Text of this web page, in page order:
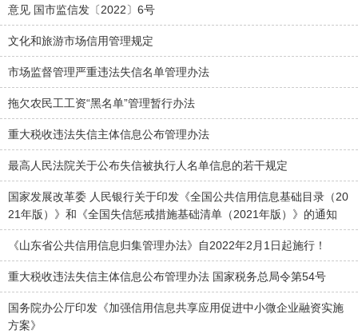
意见 国市监信发〔2022〕6号
文化和旅游市场信用管理规定
市场监督管理严重违法失信名单管理办法
拖欠农民工工资“黑名单”管理暂行办法
重大税收违法失信主体信息公布管理办法
最高人民法院关于公布失信被执行人名单信息的若干规定
国家发展改革委 人民银行关于印发《全国公共信用信息基础目录（20
21年版）》和《全国失信惩戒措施基础清单（2021年版）》的通知
《山东省公共信用信息归集管理办法》自2022年2月1日起施行！
重大税收违法失信主体信息公布管理办法 国家税务总局令第54号
国务院办公厅印发《加强信用信息共享应用促进中小微企业融资实施
方案》